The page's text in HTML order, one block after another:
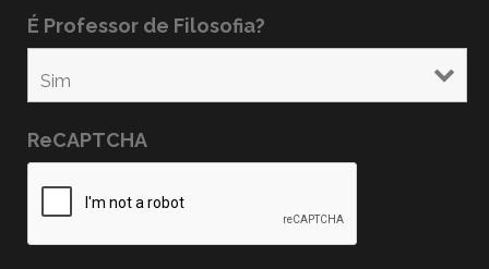
É Professor de Filosofia?
ReCAPTCHA